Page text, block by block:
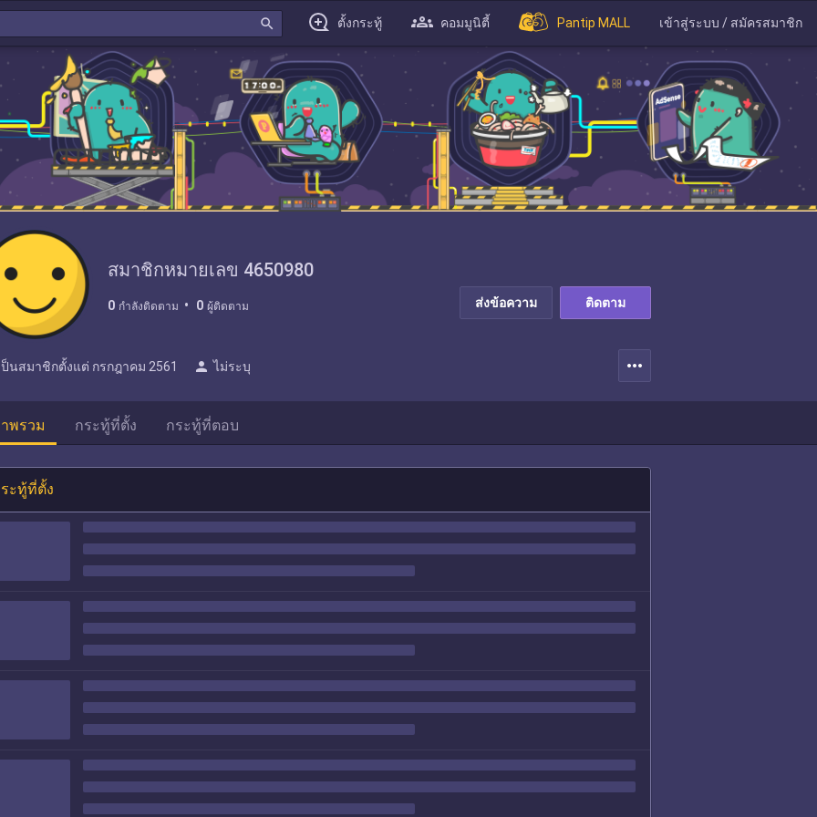
search ตั้งกระทู้ คอมมูนิตี้ Pantip MALL เข้าสู่ระบบ / สมัครสมาชิก
สมาชิกหมายเลข 4650980
0 กำลังติดตาม 0 ผู้ติดตาม ส่งข้อความ ติดตาม
ป็นสมาชิกตั้งแต่ กรกฎาคม 2561 person ไม่ระบุ more_horiz
พรวม กระทู้ที่ตั้ง กระทู้ที่ตอบ
ะทู้ที่ตั้ง